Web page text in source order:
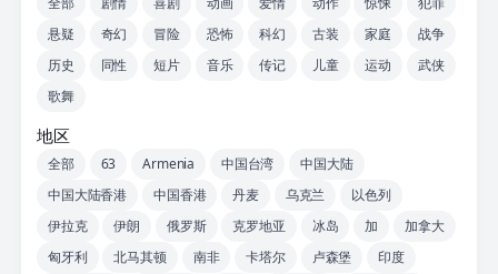
悬疑
奇幻 冒险 恐怖 科幻 古装 家庭
战争
历史
同性 短片 音乐 传记 儿童 运动
武侠
歌舞
地区
全部 63 Armenia 中国台湾
中国大陆
中国大陆香港
中国香港 丹麦 乌克兰
以色列
伊拉克
伊朗 俄罗斯 克罗地亚 冰岛 加
加拿大
匈牙利
北马其顿 南非 卡塔尔 卢森堡
印度